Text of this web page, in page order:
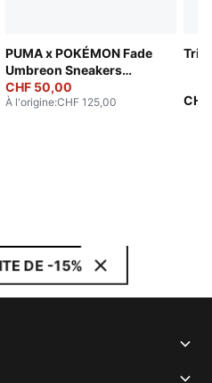
PUMA x POKÉMON Fade
Umbreon Sneakers
Youth
CHF 50,00
À l'origine:CHF 125,00
DE -15%